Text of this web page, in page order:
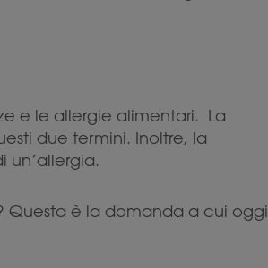
e le allergie alimentari. La
due termini. Inoltre, la
un’allergia.
Questa è la domanda a cui oggi